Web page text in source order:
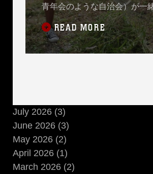
青年会のような自治会）が一
り、来る日曜日に行われるハ
会（サバニと呼ばれる伝統漁
漕）の会場となる周辺の草刈
に、朝からおおわらわです。
READ MORE
July 2026 (3)
June 2026 (3)
May 2026 (2)
April 2026 (1)
March 2026 (2)